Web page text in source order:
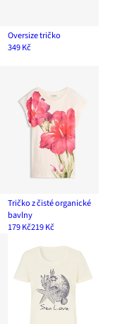
Oversize tričko
349 Kč
Tričko z čisté organické
bavlny
179 Kč219 Kč